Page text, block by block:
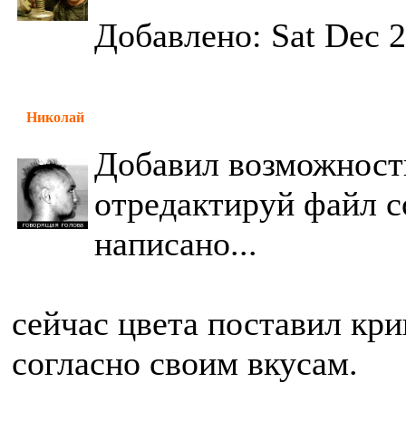
Добавлено: Sat Dec
Николай
Добавил
отредактируй файл
написано...
сейчас цвета поставил
согласно своим вкусам.